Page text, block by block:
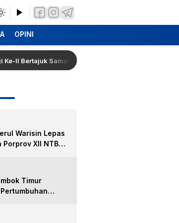
OPINI
Samuhita Sakre
Warisin Lepas
Porprov XII NTB
Timur
Timur